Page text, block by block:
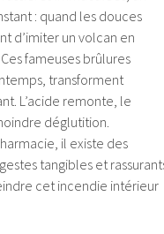
: quand les douces
d’imiter un volcan en
fameuses brûlures
transforment
L’acide remonte, le
déglutition.
il existe des
tangibles et
cet incendie intérieur